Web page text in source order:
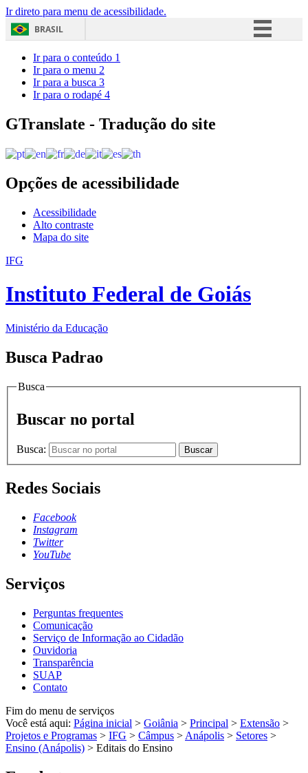
Ir direto para menu de acessibilidade.
BRASIL
Acesso à informação
Ir para o conteúdo 1
Ir para o menu 2
Ir para a busca 3
Ir para o rodapé 4
GTranslate - Tradução do site
Opções de acessibilidade
Acessibilidade
Alto contraste
Mapa do site
IFG
Instituto Federal de Goiás
Ministério da Educação
Busca Padrao
Busca
Buscar no portal
Busca: Buscar
Redes Sociais
Facebook
Instagram
Twitter
YouTube
Serviços
Perguntas frequentes
Comunicação
Serviço de Informação ao Cidadão
Ouvidoria
Transparência
SUAP
Contato
Fim do menu de serviços
Você está aqui: Página inicial > Goiânia > Principal > Extensão >
Projetos e Programas > IFG > Câmpus > Anápolis > Setores >
Ensino (Anápolis) > Editais do Ensino